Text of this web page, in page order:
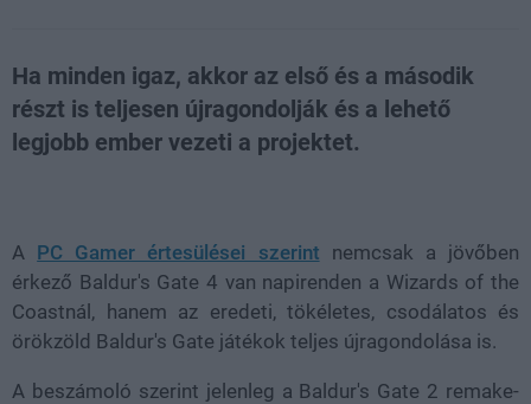
Ha minden igaz, akkor az első és a második
részt is teljesen újragondolják és a lehető
legjobb ember vezeti a projektet.
A PC Gamer értesülései szerint nemcsak a jövőben
érkező Baldur's Gate 4 van napirenden a Wizards of the
Coastnál, hanem az eredeti, tökéletes, csodálatos és
örökzöld Baldur's Gate játékok teljes újragondolása is.
A beszámoló szerint jelenleg a Baldur's Gate 2 remake-